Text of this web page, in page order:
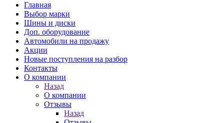
Главная
Выбор марки
Шины и диски
Доп. оборудование
Автомобили на продажу
Акции
Новые поступления на разбор
Контакты
О компании
Назад
О компании
Отзывы
Назад